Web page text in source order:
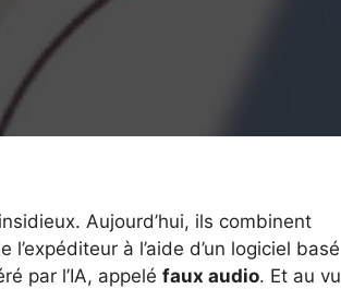
Aujourd’hui, ils combinent
à l’aide d’un logiciel basé
par l’IA, appelé faux audio. Et au vu